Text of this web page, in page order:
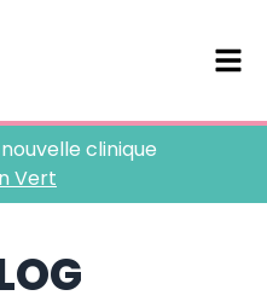
clinique
Vert